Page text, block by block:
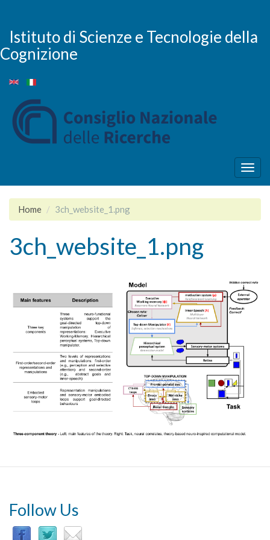
contenuto
principale
Istituto di Scienze e Tecnologie della
Cognizione
Home 3ch_website_1.png
3ch_website_1.png
Follow Us